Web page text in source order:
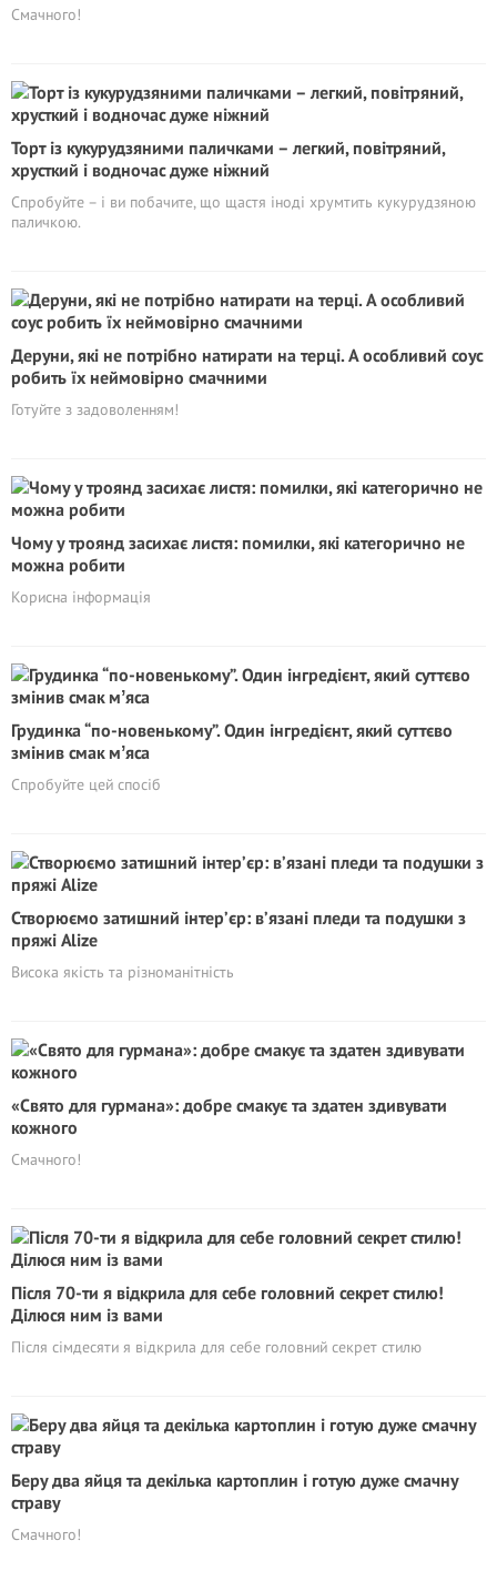
Смачного!
Торт із кукурудзяними паличками – легкий, повітряний,
хрусткий і водночас дуже ніжний
Спробуйте – і ви побачите, що щастя іноді хрумтить кукурудзяною
паличкою.
Деруни, які не потрібно натирати на терці. А особливий соус
робить їх неймовірно смачними
Готуйте з задоволенням!
Чому у троянд засихає листя: помилки, які категорично не
можна робити
Корисна інформація
Грудинка “по-новенькому”. Один інгредієнт, який суттєво
змінив смак мʼяса
Спробуйте цей спосіб
Створюємо затишний інтер’єр: в’язані пледи та подушки з
пряжі Alize
Висока якість та різноманітність
«Свято для гурмана»: добре смакує та здатен здивувати
кожного
Смачного!
Після 70-ти я відкрила для себе головний секрет стилю!
Ділюся ним із вами
Після сімдесяти я відкрила для себе головний секрет стилю
Беру два яйця та декілька картоплин і готую дуже смачну
страву
Смачного!